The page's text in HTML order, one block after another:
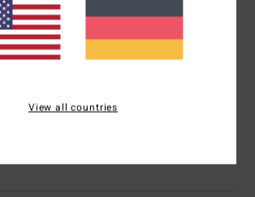
unten links am Saum
Bund innen
Fit für eine entspannte und bequeme
View all countries